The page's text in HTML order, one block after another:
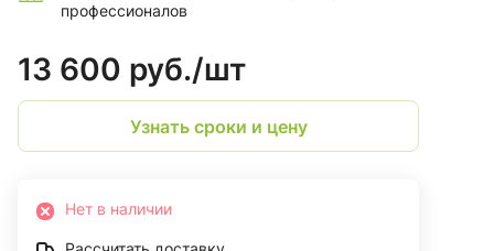
профессионалов
13 600 руб./шт
Узнать сроки и цену
Нет в наличии